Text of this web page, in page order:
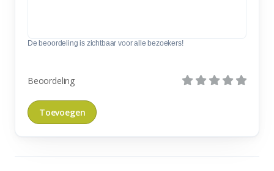
De beoordeling is zichtbaar voor alle bezoekers!
Beoordeling